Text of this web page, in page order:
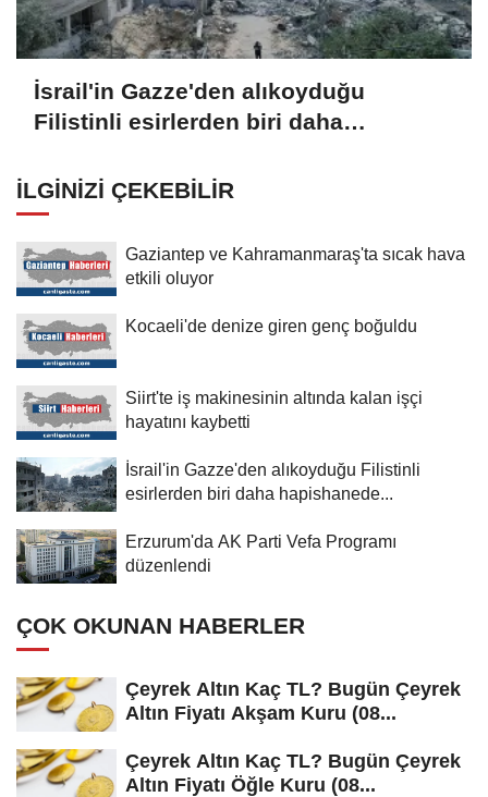
İsrail'in Gazze'den alıkoyduğu
Filistinli esirlerden biri daha
İLGINIZI ÇEKEBILIR
Gaziantep ve Kahramanmaraş'ta sıcak hava
etkili oluyor
Kocaeli'de denize giren genç boğuldu
Siirt'te iş makinesinin altında kalan işçi
hayatını kaybetti
İsrail'in Gazze'den alıkoyduğu Filistinli
esirlerden biri daha hapishanede...
Erzurum'da AK Parti Vefa Programı
düzenlendi
ÇOK OKUNAN HABERLER
Çeyrek Altın Kaç TL? Bugün Çeyrek
Altın Fiyatı Akşam Kuru (08...
Çeyrek Altın Kaç TL? Bugün Çeyrek
Altın Fiyatı Öğle Kuru (08...